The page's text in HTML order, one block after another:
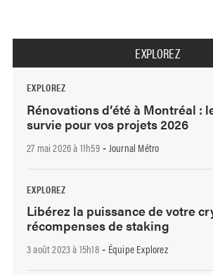
EXPLOREZ
EXPLOREZ
Rénovations d’été à Montréal :
survie pour vos projets 2026
27 mai 2026 à 11h59- Journal Métro
EXPLOREZ
Libérez la puissance de votre
récompenses de staking
3 août 2023 à 15h18- Équipe Explorez